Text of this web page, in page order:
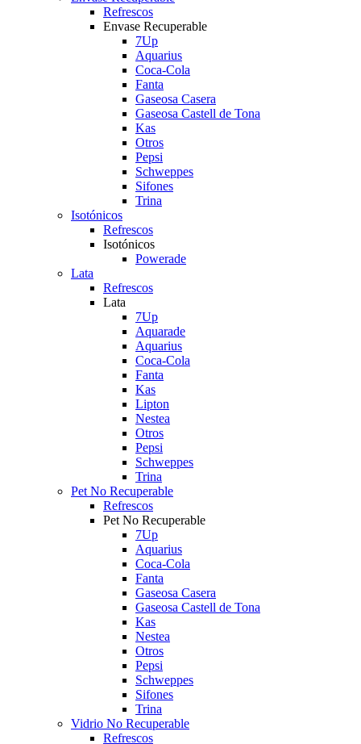
Refrescos
Envase Recuperable
7Up
Aquarius
Coca-Cola
Fanta
Gaseosa Casera
Gaseosa Castell de Tona
Kas
Otros
Pepsi
Schweppes
Sifones
Trina
Isotónicos
Refrescos
Isotónicos
Powerade
Lata
Refrescos
Lata
7Up
Aquarade
Aquarius
Coca-Cola
Fanta
Kas
Lipton
Nestea
Otros
Pepsi
Schweppes
Trina
Pet No Recuperable
Refrescos
Pet No Recuperable
7Up
Aquarius
Coca-Cola
Fanta
Gaseosa Casera
Gaseosa Castell de Tona
Kas
Nestea
Otros
Pepsi
Schweppes
Sifones
Trina
Vidrio No Recuperable
Refrescos